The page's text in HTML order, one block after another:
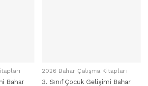
Bahar
SEPETE EKLE
2026 Bahar Çalışma Kitapları
3. Sınıf Çocuk Gelişimi Bahar